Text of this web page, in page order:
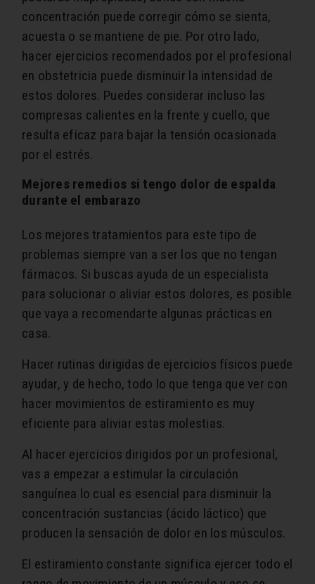
concentración puede corregir cómo se sienta,
acuesta o se mantiene de pie. Por otro lado,
hacer ejercicios recomendados por el profesional
en obstetricia puede disminuir la intensidad de
estos dolores. Puedes considerar incluso las
compresas calientes en la frente y cuello, que
resulta eficaz para bajar la tensión ocasionada
por el estrés.
Mejores remedios si tengo dolor de espalda
durante el embarazo
Los mejores tratamientos para este tipo de
problemas siempre van a ser los que no tengan
fármacos. Si buscas ayuda de un especialista
para solucionar o aliviar estos dolores, es posible
que vaya a recomendarte algunas prácticas en
casa.
Hacer rutinas dirigidas de ejercicios físicos puede
ayudar, y de hecho, todo lo que tenga que ver con
hacer movimientos de estiramiento es muy
eficiente para aliviar estas molestias.
Al hacer ejercicios dirigidos por un profesional,
vas a empezar a estimular la circulación
sanguínea lo cual es esencial para disminuir la
concentración sustancias (ácido láctico) que
producen la sensación de dolor en los músculos.
El estiramiento constante significa ejercer todo el